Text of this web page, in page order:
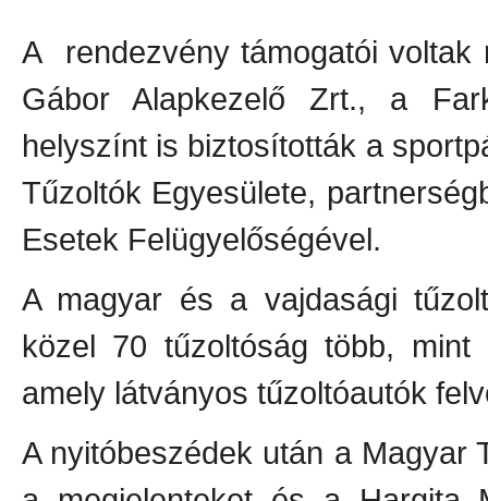
A rendezvény támogatói voltak
Gábor Alapkezelő Zrt., a
helyszínt is biztosították a
Tűzoltók Egyesülete,
Esetek Felügyelőségével.
A magyar és a vajdasági
közel 70 tűzoltóság több,
amely látványos tűzoltóautók
A nyitóbeszédek után a Magyar